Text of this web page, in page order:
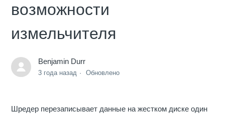
возможности
измельчителя
Benjamin Durr
3 года назад Обновлено
Шредер перезаписывает данные на жестком диске один